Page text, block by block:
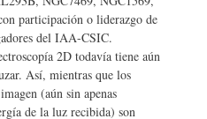
participación o liderazgo de
del IAA-CSIC.
2D todavía tiene aún
Así, mientras que los
(aún sin apenas
de la luz recibida) son